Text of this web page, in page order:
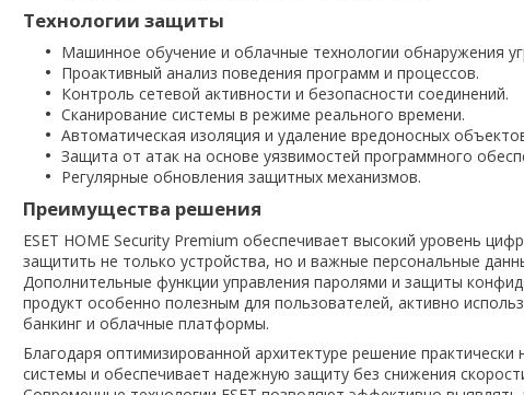
Технологии защиты
Машинное обучение и облачные технологии обнаружения
Проактивный анализ поведения программ и процессов.
Контроль сетевой активности и безопасности соединений.
Сканирование системы в режиме реального времени.
Автоматическая изоляция и удаление вредоносных
Защита от атак на основе уязвимостей программного
Регулярные обновления защитных механизмов.
Преимущества решения
ESET HOME Security Premium обеспечивает высокий уровень
защитить не только устройства, но и важные персональные
Дополнительные функции управления паролями и защиты
продукт особенно полезным для пользователей, активно
банкинг и облачные платформы.
Благодаря оптимизированной архитектуре решение практически
системы и обеспечивает надежную защиту без снижения